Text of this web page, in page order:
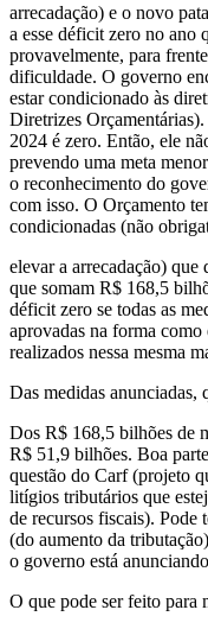
arrecadação) e o novo
a esse déficit zero no ano
provavelmente, para
dificuldade. O governo
estar condicionado às
Diretrizes
2024 é zero. Então, ele
prevendo uma meta
o reconhecimento do
com isso. O Orçamento
condicionadas (não
elevar a arrecadação) que
que somam R$ 168,5
déficit zero se todas as
aprovadas na forma
realizados nessa mesma
Das medidas anunciadas,
Dos R$ 168,5 bilhões de
R$ 51,9 bilhões. Boa
questão do Carf (projeto
litígios tributários que
de recursos fiscais). Pode
(do aumento da
o governo está
O que pode ser feito para